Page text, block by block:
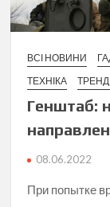
ВСІ НОВИНИ
ТЕХНІКА
Генштаб:
08.06.2022
При попытке